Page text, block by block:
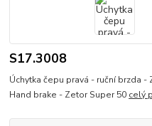
S17.3008
Úchytka čepu pravá - ruční brzda
Hand brake - Zetor Super 50 celý